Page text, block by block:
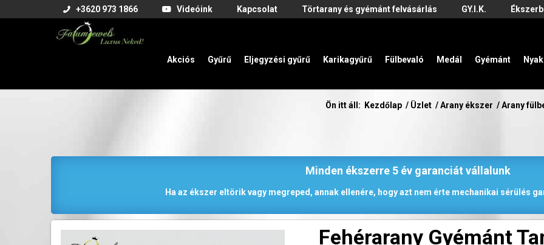
+3620 973 1866 Videóink Kapcsolat Törtarany és gyémánt felvásárlás GY.I.K.
Akciós Gyűrű Eljegyzési gyűrű Karikagyűrű Fülbevaló Medál Gyémánt
Ön itt áll: Kezdőlap / Üzlet / Arany ékszer / Arany
Minden ékszerre 5 év garanciát vállalunk
Ha az ékszer eltörik vagy megreped, annak ellenére, hogy azt nem érte mechanikai sérülés
Fehérarany Gyémánt